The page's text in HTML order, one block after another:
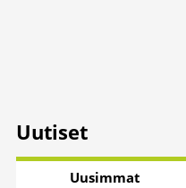
Uutiset
Uusimmat